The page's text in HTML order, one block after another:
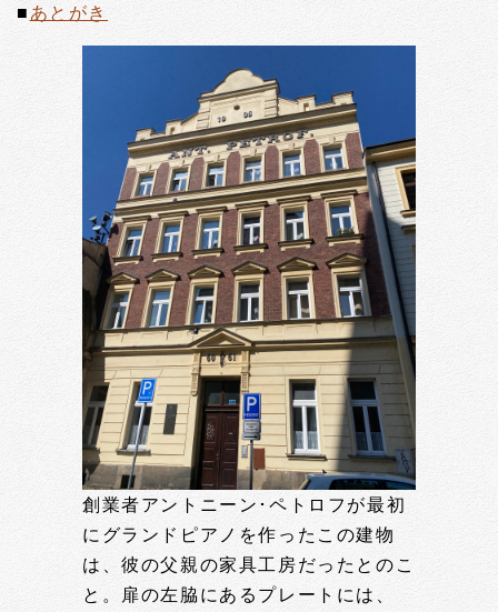
■ あとがき
創業者アントニーン･ペトロフが最初
にグランドピアノを作ったこの建物
は、彼の父親の家具工房だったとのこ
と。扉の左脇にあるプレートには、